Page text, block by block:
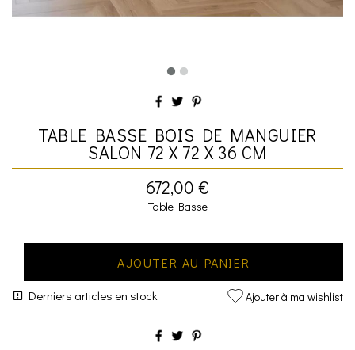
TABLE BASSE BOIS DE MANGUIER
SALON 72 X 72 X 36 CM
672,00 €
Table Basse
AJOUTER AU PANIER
Derniers articles en stock Ajouter à ma wishlist